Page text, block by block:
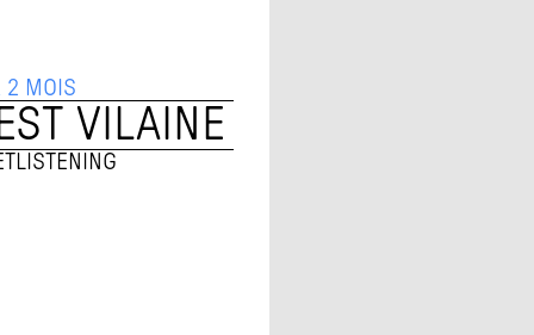
2 MOIS
VILAINE
LISTENING